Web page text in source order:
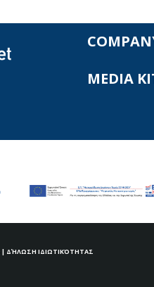
MEDIA
| ΔΉΛΩΣΗ ΙΔΙΩΤΙΚΌΤΗΤΑΣ